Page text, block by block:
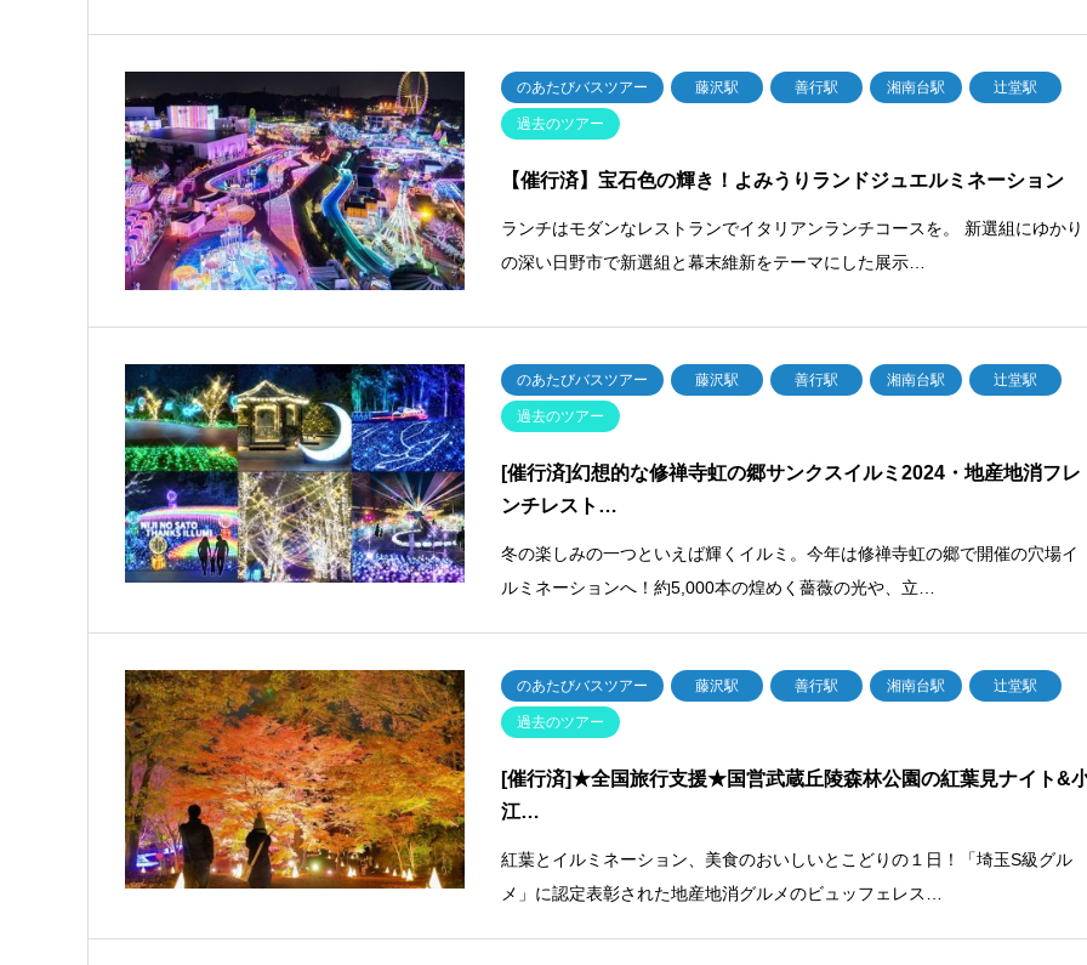
のあたびバスツアー 藤沢駅 善行駅 湘南台駅 辻堂駅
過去のツアー
【催行済】宝石色の輝き！よみうりランドジュエルミネーション
ランチはモダンなレストランでイタリアンランチコースを。 新選組にゆかり
の深い日野市で新選組と幕末維新をテーマにした展示…
のあたびバスツアー 藤沢駅 善行駅 湘南台駅 辻堂駅
過去のツアー
[催行済]幻想的な修禅寺虹の郷サンクスイルミ2024・地産地消フレ
ンチレスト…
冬の楽しみの一つといえば輝くイルミ。今年は修禅寺虹の郷で開催の穴場イ
ルミネーションへ！約5,000本の煌めく薔薇の光や、立…
のあたびバスツアー 藤沢駅 善行駅 湘南台駅 辻堂駅
過去のツアー
[催行済]★全国旅行支援★国営武蔵丘陵森林公園の紅葉見ナイト&
江…
紅葉とイルミネーション、美食のおいしいとこどりの１日！「埼玉S級グル
メ」に認定表彰された地産地消グルメのビュッフェレス…